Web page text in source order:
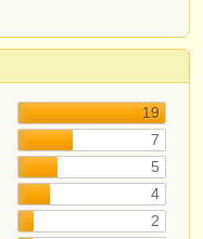
19
7
5
4
2